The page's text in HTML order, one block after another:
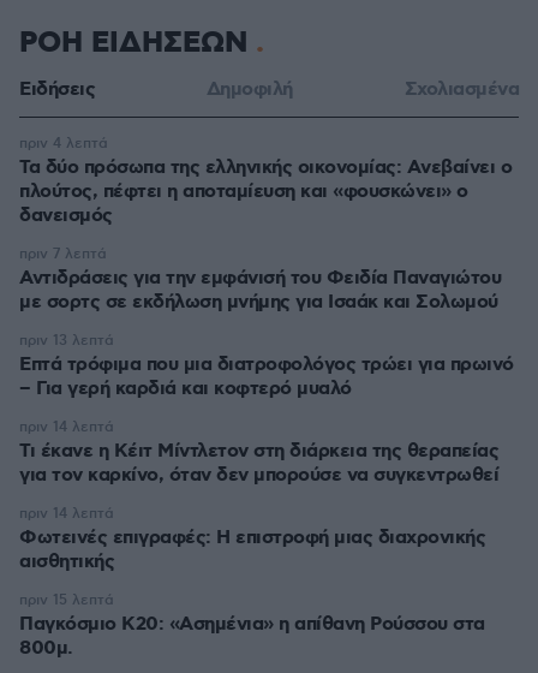
ΡΟΗ ΕΙΔΗΣΕΩΝ
Ειδήσεις Δημοφιλή Σχολιασμένα
Τα δύο πρόσωπα της ελληνικής οικονομίας: Aνεβαίνει ο
πλούτος, πέφτει η αποταμίευση και «φουσκώνει» ο
δανεισμός
πριν 4 λεπτά
Αντιδράσεις για την εμφάνισή του Φειδία Παναγιώτου
με σορτς σε εκδήλωση μνήμης για Ισαάκ και Σολωμού
πριν 7 λεπτά
Επτά τρόφιμα που μια διατροφολόγος τρώει για πρωινό
– Για γερή καρδιά και κοφτερό μυαλό
πριν 13 λεπτά
Τι έκανε η Κέιτ Μίντλετον στη διάρκεια της θεραπείας
για τον καρκίνο, όταν δεν μπορούσε να συγκεντρωθεί
πριν 14 λεπτά
Φωτεινές επιγραφές: Η επιστροφή μιας διαχρονικής
αισθητικής
πριν 14 λεπτά
Παγκόσμιο Κ20: «Ασημένια» η απίθανη Ρούσσου στα
800μ.
πριν 15 λεπτά